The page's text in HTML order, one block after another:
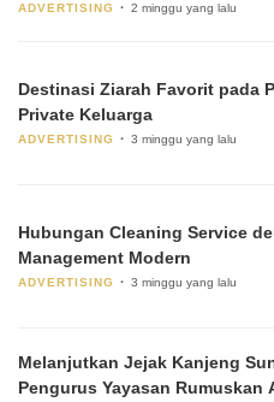
ADVERTISING 2 minggu yang lalu
Destinasi Ziarah Favorit pada
Private Keluarga
ADVERTISING 3 minggu yang lalu
Hubungan Cleaning Service
Management Modern
ADVERTISING 3 minggu yang lalu
Melanjutkan Jejak Kanjeng
Pengurus Yayasan Rumuskan